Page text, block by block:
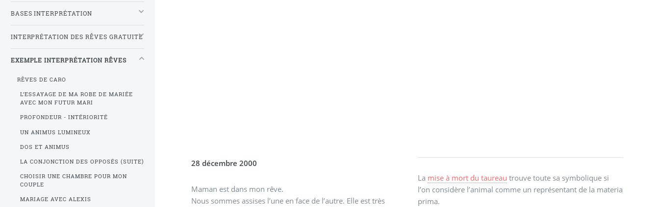
28 décembre 2000
Maman est dans mon rêve.
Nous sommes assises l’une en face de l’autre. Elle est très
La mise à mort du taureau trouve toute sa symbolique si
l’on considère l’animal comme un représentant de la materia
prima.
BASES INTERPRÉTATION
INTERPRÉTATION DES RÊVES GRATUITE
EXEMPLE INTERPRÉTATION RÊVES
RÊVES DE CARO
L’ESSAYAGE DE MA ROBE DE MARIÉE
AVEC MON FUTUR MARI
PROFONDEUR - INTÉRIORITÉ
UN ANIMUS LUMINEUX
DOS ET ANIMUS
LA CONJONCTION DES OPPOSÉS (SUITE)
CHOISIR UNE CHAMBRE POUR MON
COUPLE
MARIAGE AVEC ALEXIS